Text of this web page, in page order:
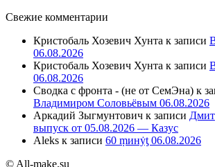
Свежие комментарии
Кристобаль Хозевич Хунта к записи
06.08.2026
Кристобаль Хозевич Хунта к записи
06.08.2026
Сводка с фронта - (не от СемЭна) к
Владимиром Соловьёвым 06.08.2026
Аркадий Зыгмунтович к записи
выпуск от 05.08.2026 — Казус
Aleks к записи 60 ṃинẏƫ 06.08.2026
© All-make.su